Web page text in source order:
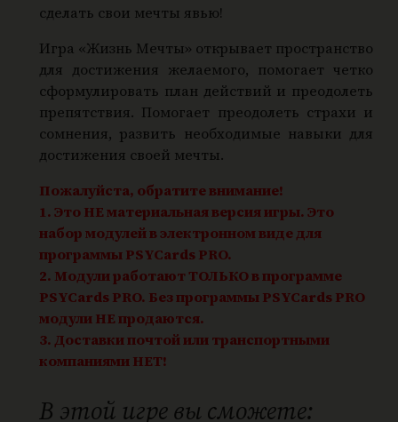
сделать свои мечты явью!
Игра «Жизнь Мечты» открывает пространство
для достижения желаемого, помогает четко
сформулировать план действий и преодолеть
препятствия. Помогает преодолеть страхи и
сомнения, развить необходимые навыки для
достижения своей мечты.
Пожалуйста, обратите внимание!
1. Это НЕ материальная версия игры. Это
набор модулей в электронном виде для
программы PSYCards PRO.
2. Модули работают ТОЛЬКО в программе
PSYCards PRO. Без программы PSYCards PRO
модули НЕ продаются.
3. Доставки почтой или транспортными
компаниями НЕТ!
В этой игре вы сможете: